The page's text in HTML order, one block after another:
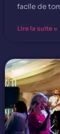
facile de
Lire la suite »